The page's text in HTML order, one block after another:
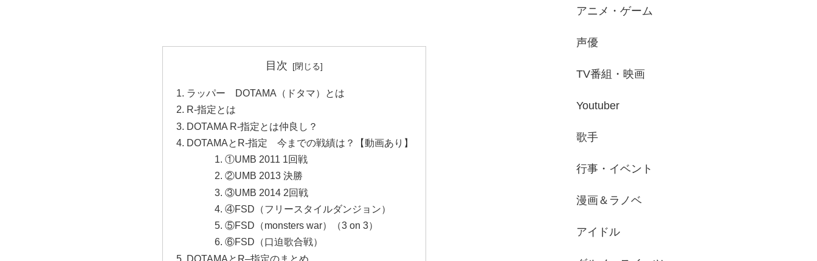
目次
ラッパー DOTAMA（ドタマ）とは
R-指定とは
DOTAMA R-指定とは仲良し？
DOTAMAとR-指定 今までの戦績は？【動画あり】
①UMB 2011 1回戦
②UMB 2013 決勝
③UMB 2014 2回戦
④FSD（フリースタイルダンジョン）
⑤FSD（monsters war）（3 on 3）
⑥FSD（口迫歌合戦）
DOTAMAとR–指定のまとめ
アニメ・ゲーム
声優
TV番組・映画
Youtuber
歌手
行事・イベント
漫画＆ラノベ
アイドル